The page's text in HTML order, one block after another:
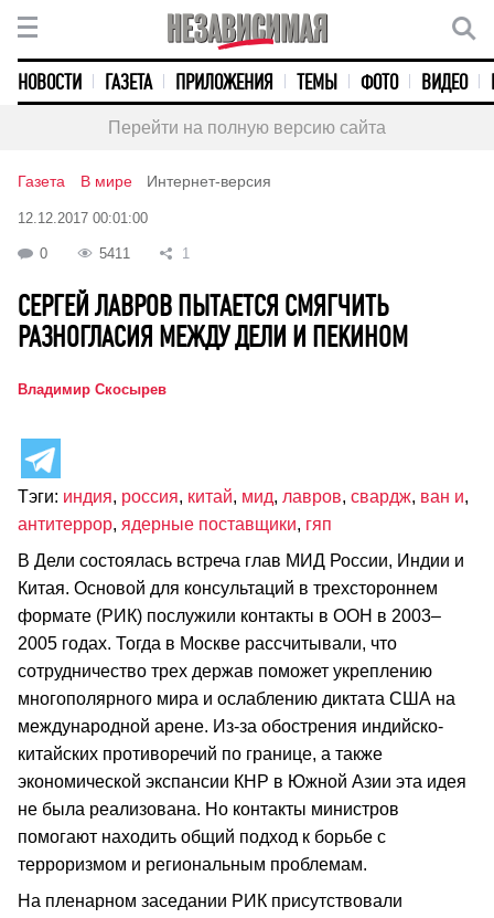
НОВОСТИ ГАЗЕТА ПРИЛОЖЕНИЯ ТЕМЫ ФОТО ВИДЕО
Перейти на полную версию сайта
Газета В мире Интернет-версия
12.12.2017 00:01:00
0 5411 1
СЕРГЕЙ ЛАВРОВ ПЫТАЕТСЯ СМЯГЧИТЬ
РАЗНОГЛАСИЯ МЕЖДУ ДЕЛИ И ПЕКИНОМ
Владимир Скосырев
Тэги: индия, россия, китай, мид, лавров, свардж, ван и,
антитеррор, ядерные поставщики, гяп
В Дели состоялась встреча глав МИД России, Индии и
Китая. Основой для консультаций в трехстороннем
формате (РИК) послужили контакты в ООН в 2003–
2005 годах. Тогда в Москве рассчитывали, что
сотрудничество трех держав поможет укреплению
многополярного мира и ослаблению диктата США на
международной арене. Из-за обострения индийско-
китайских противоречий по границе, а также
экономической экспансии КНР в Южной Азии эта идея
не была реализована. Но контакты министров
помогают находить общий подход к борьбе с
терроризмом и региональным проблемам.
На пленарном заседании РИК присутствовали